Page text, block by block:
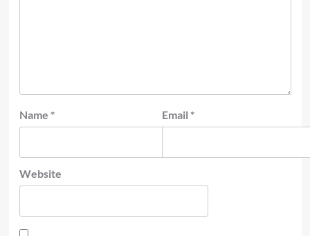
Name * Email *
Website